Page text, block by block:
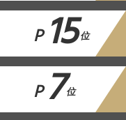
P 15位
P 7 位